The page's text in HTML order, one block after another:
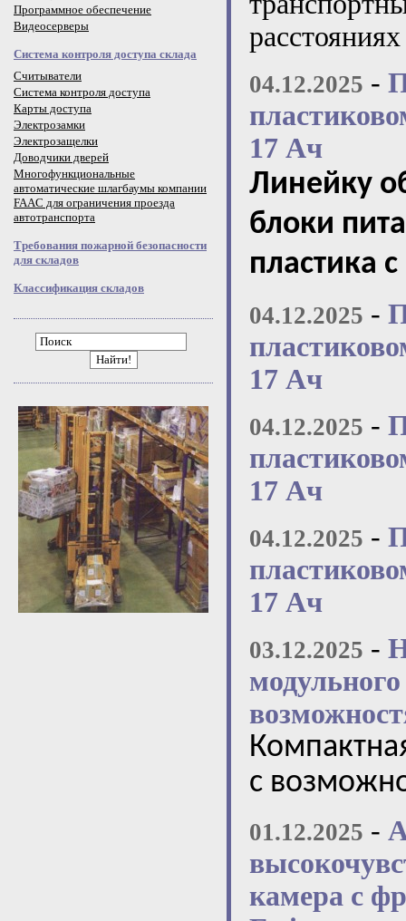
Программное обеспечение
Видеосерверы
Система контроля доступа склада
Считыватели
Система контроля доступа
Карты доступа
Электрозамки
Электрозащелки
Доводчики дверей
Многофункциональные
автоматические шлагбаумы компании
FAAC для ограничения проезда
автотранспорта
Требования пожарной безопасности
для складов
Классификация складов
Найти!
расстояниях
04.12.2025 -
17 Ач
Линейку
блоки
пластика
04.12.2025 -
17 Ач
04.12.2025 -
17 Ач
04.12.2025 -
17 Ач
03.12.2025 -
с
01.12.2025 -
камера с